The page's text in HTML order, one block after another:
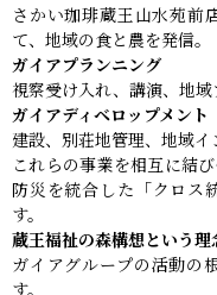
さかい珈琲蔵王山水苑前
て、地域の食と農を発信。
ガイアプランニング
視察受け入れ、講演、地域
ガイアディベロップメント
建設、別荘地管理、地域イ
これらの事業を相互に結
防災を統合した「クロス
す。
蔵王福祉の森構想という理
ガイアグループの活動の
す。